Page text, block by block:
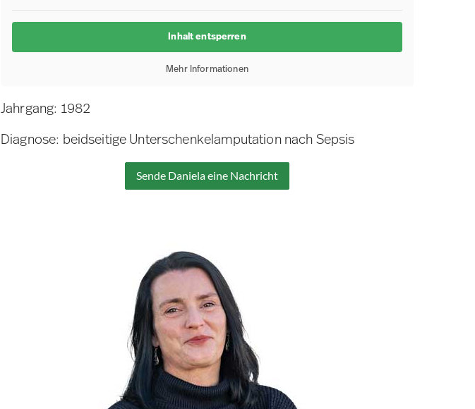
Inhalt entsperren
Mehr Informationen
Jahrgang: 1982
Diagnose: beidseitige Unterschenkelamputation nach Sepsis
Sende Daniela eine Nachricht